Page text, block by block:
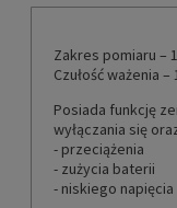
Zakres pomiaru –
Czułość ważenia –
Posiada funkcję
wyłączania się
- przeciążenia
- zużycia baterii
- niskiego napięcia